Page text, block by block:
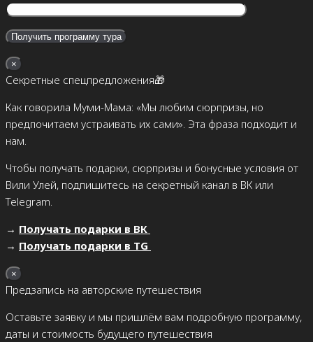
×
Секретные спецпредложения🎁
Как говорила Муми-Мама: «Мы любим сюрпризы, но
предпочитаем устраивать их сами». Эта фраза подходит и
нам.
Чтобы получать подарки, сюрпризы и бонусные условия от
Вили Улей, подпишитесь на секретный канал в ВК или
Telegram.
→ Получать подарки в ВК
→ Получать подарки в TG
×
Предзапись на авторские путешествия
Оставьте заявку и мы пришлём вам подробную программу,
даты и стоимость будущего путешествия